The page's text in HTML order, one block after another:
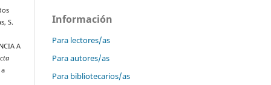
S.
A
Información
Para lectores/as
Para autores/as
Para bibliotecarios/as